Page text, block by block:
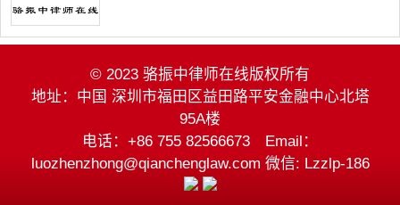
© 2023 骆振中律师在线版权所有
地址：中国 深圳市福田区益田路平安金融中心北塔
95A楼
电话：+86 755 82566673 Email：
luozhenzhong@qianchenglaw.com 微信: Lzzlp-186